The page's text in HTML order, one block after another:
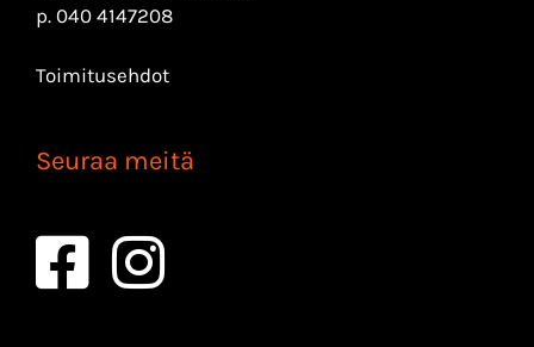
p. 040 4147208
Toimitusehdot
Seuraa meitä